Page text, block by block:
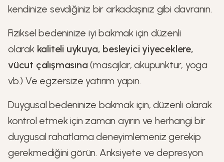
kendinize sevdiğiniz bir arkadaşınız gibi davranın.
Fiziksel bedeninize iyi bakmak için düzenli
olarak kaliteli uykuya, besleyici yiyeceklere,
vücut çalışmasına (masajlar, akupunktur, yoga
vb.) Ve egzersize yatırım yapın.
Duygusal bedeninize bakmak için, düzenli olarak
kontrol etmek için zaman ayırın ve herhangi bir
duygusal rahatlama deneyimlemeniz gerekip
gerekmediğini görün. Anksiyete ve depresyon